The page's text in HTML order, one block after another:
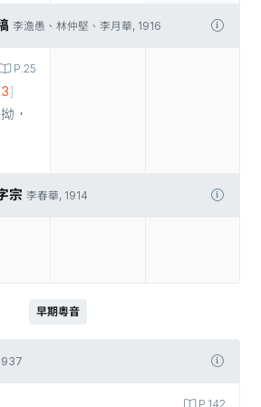
李澹愚、林仲堅、李月華, 1916
P.25
]
，
宗 李春華, 1914
早期粵音